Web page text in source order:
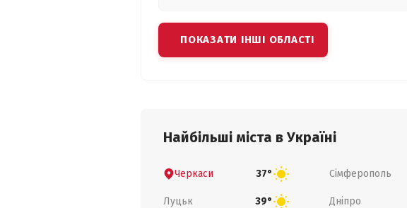
ПОКАЗАТИ ІНШІ ОБЛАСТІ
Найбільші міста в Україні
Черкаси 37° Сімферополь
Луцьк 39° Дніпро